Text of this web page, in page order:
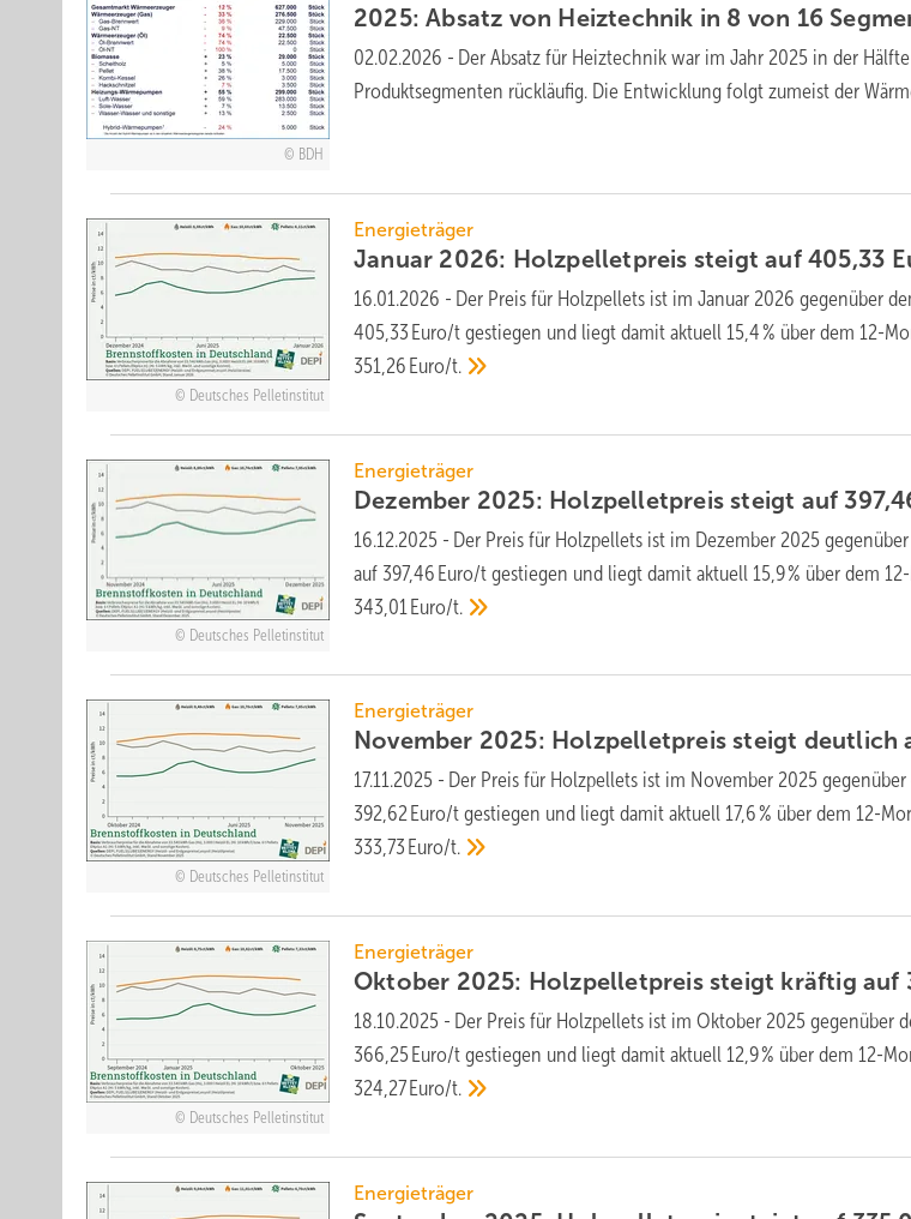
BDH
2025: Absatz von Heiztechnik in 8 von 16
02.02.2026 - Der Absatz für Heiztechnik war im Jahr 2025 in der
Produktse­gmen­ten rück­läufig. Die Ent­wick­lung folgt zu­meist der
Deutsches Pelletinstitut
Energieträger
Januar 2026: Holzpellet­preis steigt auf 405,33
16.01.2026 - Der Preis für Holz­pellets ist im Januar 2026 gegen­über
405,33 Euro/t ge­stie­gen und liegt da­mit ak­tu­ell 15,4 % über dem 12-
351,26 Euro/t.
Deutsches Pelletinstitut
Energieträger
Dezember 2025: Holzpellet­preis steigt auf
16.12.2025 - Der Preis für Holz­pellets ist im Dezember 2025
auf 397,46 Euro/t ge­stie­gen und liegt da­mit ak­tu­ell 15,9 % über dem
343,01 Euro/t.
Deutsches Pelletinstitut
Energieträger
November 2025: Holzpellet­preis steigt deutlich
17.11.2025 - Der Preis für Holz­pellets ist im November 2025
392,62 Euro/t ge­stie­gen und liegt da­mit ak­tu­ell 17,6 % über dem 12-
333,73 Euro/t.
Deutsches Pelletinstitut
Energieträger
Oktober 2025: Holzpellet­preis steigt kräftig auf
18.10.2025 - Der Preis für Holz­pellets ist im Oktober 2025 gegen­über
366,25 Euro/t ge­stie­gen und liegt da­mit ak­tu­ell 12,9 % über dem 12-
324,27 Euro/t.
Energieträger